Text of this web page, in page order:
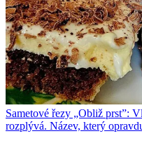
Sametové řezy „Obliž prst”:
rozplývá. Název, který